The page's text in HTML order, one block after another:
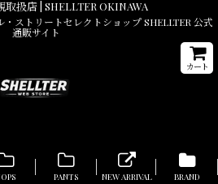
扱店 | SHELLTER OKINAWA
ストリートセレクトショップ SHELLTER 公式
通販サイト
カート
PANTS NEW ARRIVAL BRAND